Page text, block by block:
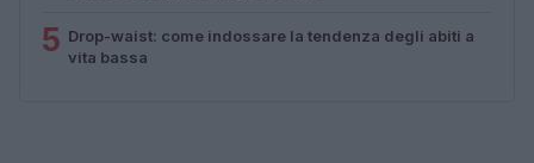
5 Drop-waist: come indossare la tendenza degli abiti a
vita bassa